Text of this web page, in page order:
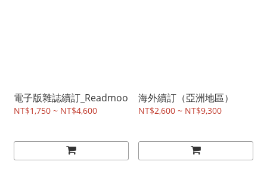
電子版雜誌續訂_Readmoo
NT$1,750 ~ NT$4,600
海外續訂（亞洲地區）
NT$2,600 ~ NT$9,300